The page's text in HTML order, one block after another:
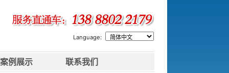
Language:
案例展示 联系我们